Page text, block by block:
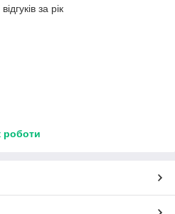
за рік
роботи